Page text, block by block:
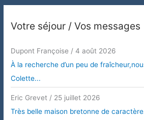
Votre séjour / Vos messages
Dupont Françoise /4 août 2026
À la recherche d’un peu de
Colette...
Eric Grevet / 25 juillet 2026
Très belle maison bretonne de